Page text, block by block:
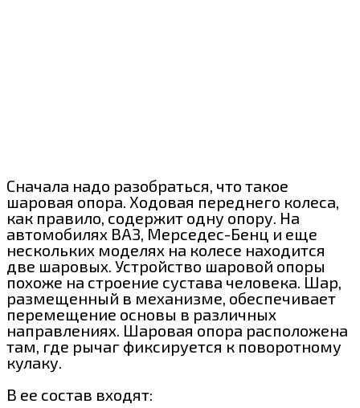
Сначала надо разобраться, что такое
шаровая опора. Ходовая переднего колеса,
как правило, содержит одну опору. На
автомобилях ВАЗ, Мерседес-Бенц и еще
нескольких моделях на колесе находится
две шаровых. Устройство шаровой опоры
похоже на строение сустава человека. Шар,
размещенный в механизме, обеспечивает
перемещение основы в различных
направлениях. Шаровая опора расположена
там, где рычаг фиксируется к поворотному
кулаку.
В ее состав входят: